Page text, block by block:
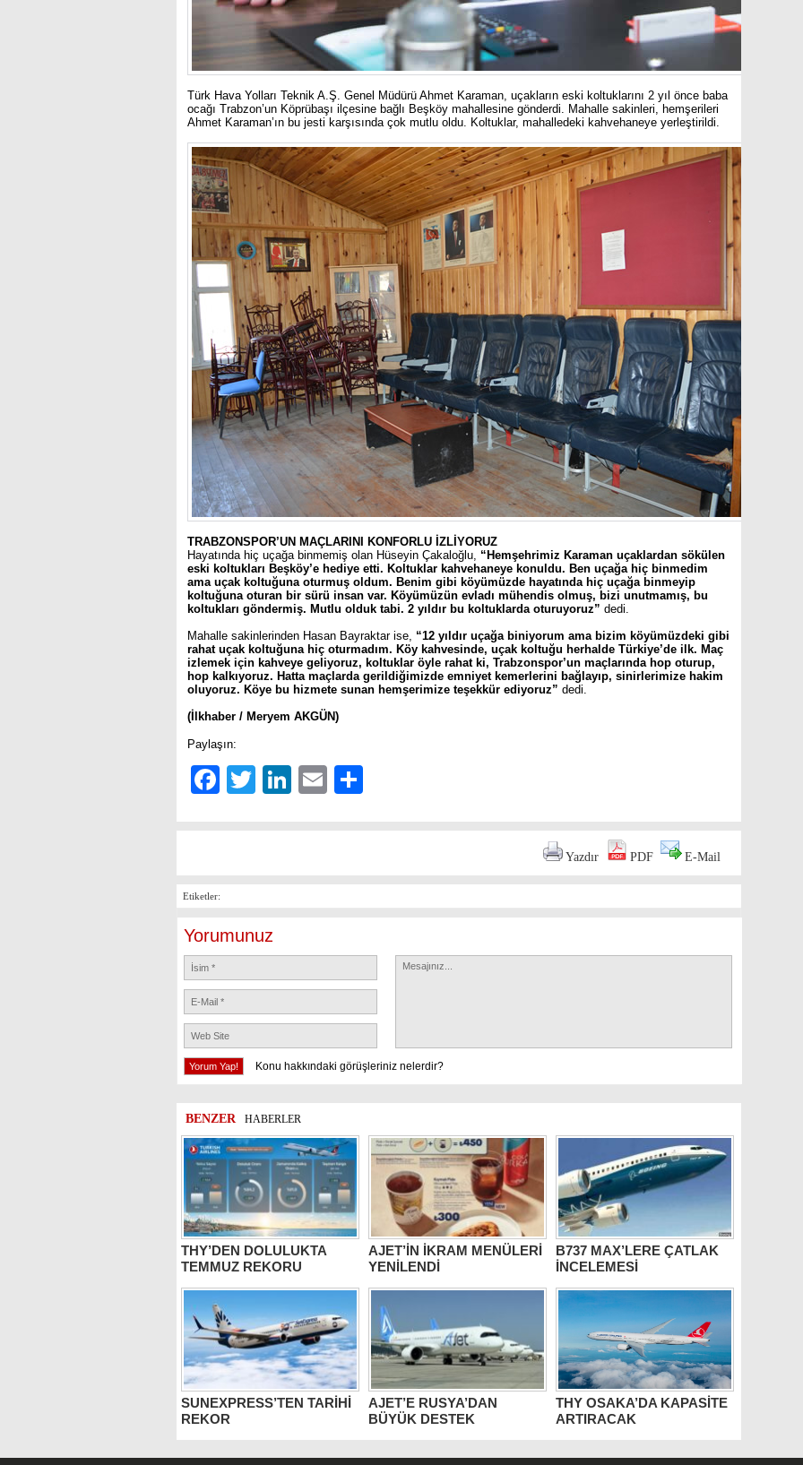
Türk Hava Yolları Teknik A.Ş. Genel Müdürü Ahmet Karaman, uçakların eski koltuklarını 2 yıl önce baba
ocağı Trabzon’un Köprübaşı ilçesine bağlı Beşköy mahallesine gönderdi. Mahalle sakinleri, hemşerileri
Ahmet Karaman’ın bu jesti karşısında çok mutlu oldu. Koltuklar, mahalledeki kahvehaneye yerleştirildi.
TRABZONSPOR’UN MAÇLARINI KONFORLU İZLİYORUZ
Hayatında hiç uçağa binmemiş olan Hüseyin Çakaloğlu, “Hemşehrimiz Karaman uçaklardan sökülen
eski koltukları Beşköy’e hediye etti. Koltuklar kahvehaneye konuldu. Ben uçağa hiç binmedim
ama uçak koltuğuna oturmuş oldum. Benim gibi köyümüzde hayatında hiç uçağa binmeyip
koltuğuna oturan bir sürü insan var. Köyümüzün evladı mühendis olmuş, bizi unutmamış, bu
koltukları göndermiş. Mutlu olduk tabi. 2 yıldır bu koltuklarda oturuyoruz” dedi.
Mahalle sakinlerinden Hasan Bayraktar ise, “12 yıldır uçağa biniyorum ama bizim köyümüzdeki gibi
rahat uçak koltuğuna hiç oturmadım. Köy kahvesinde, uçak koltuğu herhalde Türkiye’de ilk. Maç
izlemek için kahveye geliyoruz, koltuklar öyle rahat ki, Trabzonspor’un maçlarında hop oturup,
hop kalkıyoruz. Hatta maçlarda gerildiğimizde emniyet kemerlerini bağlayıp, sinirlerimize hakim
oluyoruz. Köye bu hizmete sunan hemşerimize teşekkür ediyoruz” dedi.
(İlkhaber / Meryem AKGÜN)
Paylaşın:
Facebook
TwitterLinkedIn
Email
Yazdır PDF E-Mail
Etiketler:
Yorumunuz
Konu hakkındaki görüşleriniz nelerdir?
BENZER HABERLER
THY’DEN DOLULUKTA
TEMMUZ REKORU
AJET’İN İKRAM MENÜLERİ
YENİLENDİ
B737 MAX’LERE ÇATLAK
İNCELEMESİ
SUNEXPRESS’TEN TARİHİ
REKOR
AJET’E RUSYA’DAN
BÜYÜK DESTEK
THY OSAKA’DA KAPASİTE
ARTIRACAK